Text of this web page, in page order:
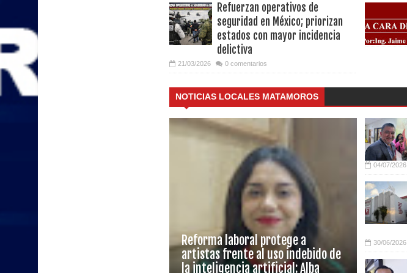
Refuerzan operativos de
seguridad en México; priorizan
estados con mayor incidencia
delictiva
21/03/2026 0 comentarios
NOTICIAS LOCALES MATAMOROS
Reforma laboral protege a
artistas frente al uso indebido de
la inteligencia artificial: Alba
04/07/2026
30/06/2026